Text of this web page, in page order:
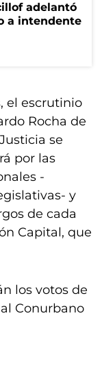
adelantó
a intendente
el escrutinio
Rocha de
se
por las
-
y
de cada
Capital, que
los votos de
Conurbano